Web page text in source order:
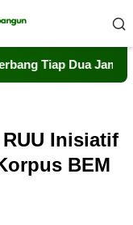
Dua Jam
RUU Inisiatif
BEM